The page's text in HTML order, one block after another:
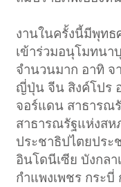
งานในครั้งนี้มีพุทธ
เข้าร่วมอนุโมทน
จำนวนมาก อาทิ จ
ญี่ปุ่น จีน สิงค์โปร
จอร์แดน สาธารณ
สาธารณรัฐแห่งสห
ประชาธิปไตยประ
อินโดนีเซีย บังกล
กำแพงเพชร กระบี่